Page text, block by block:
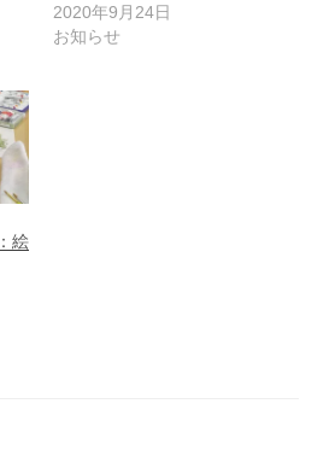
2020年9月24日
お知らせ
絵